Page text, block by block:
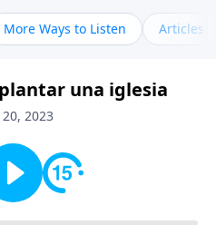
More Ways to Listen Articles
una iglesia
20, 2023